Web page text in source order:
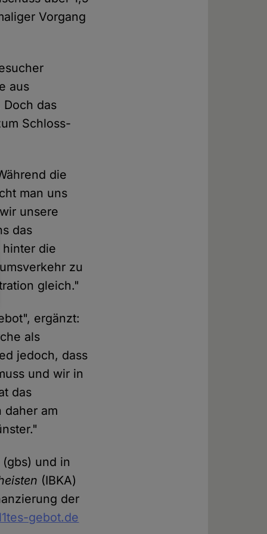
Vorgang
aus
das
Schloss-
die
man uns
unsere
das
die
zu
gleich."
ergänzt:
als
jedoch, dass
und wir in
das
daher am
(gbs) und in
(IBKA)
der
gebot.de